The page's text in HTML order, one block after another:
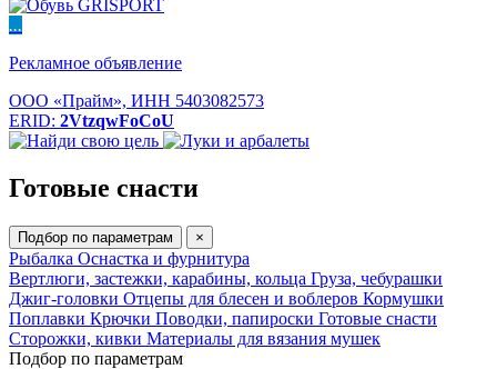
...
Рекламное объявление
ООО «Прайм», ИНН 5403082573
ERID: 2VtzqwFoCoU
Готовые снасти
Подбор по параметрам ×
Рыбалка Оснастка и фурнитура
Вертлюги, застежки, карабины, кольца Груза, чебурашки
Джиг-головки Отцепы для блесен и воблеров Кормушки
Поплавки Крючки Поводки, папироски Готовые снасти
Сторожки, кивки Материалы для вязания мушек
Подбор по параметрам